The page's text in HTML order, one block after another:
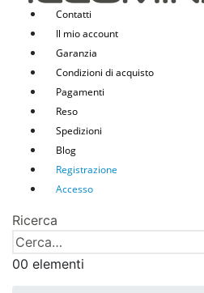
Contatti
Il mio account
Garanzia
Condizioni di acquisto
Pagamenti
Reso
Spedizioni
Blog
Registrazione
Accesso
Ricerca
00 elementi